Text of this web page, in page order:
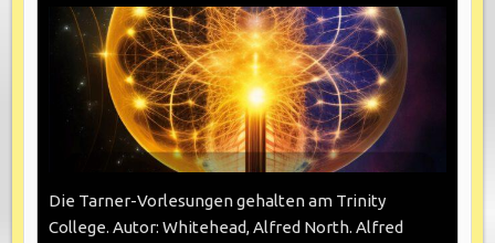
Die Tarner-Vorlesungen gehalten am Trinity
College. Autor: Whitehead, Alfred North. Alfred